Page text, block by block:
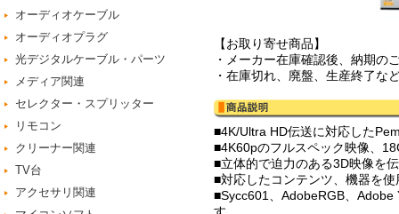
オーディオケーブル
オーディオプラグ
光デジタルケーブル・パーツ
メディア関連
セレクター・スプリッター
リモコン
クリーナー関連
TV台
アクセサリ関連
【お取り寄せ商品】
・メーカー在庫確認後、納期の
・在庫切れ、廃盤、生産終了な
■4K/Ultra HD伝送に対応した
■4K60pのフルスペック映像、
■立体的で迫力のある3D映像を
■対応したコンテンツ、機器を
■Sycc601、AdobeRGB、